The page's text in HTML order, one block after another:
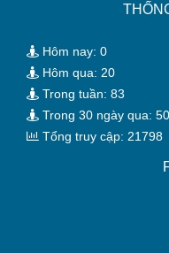
Hôm nay: 0
Hôm qua: 20
Trong tuần: 83
Trong 30 ngày qua:
Tổng truy cập: 21798